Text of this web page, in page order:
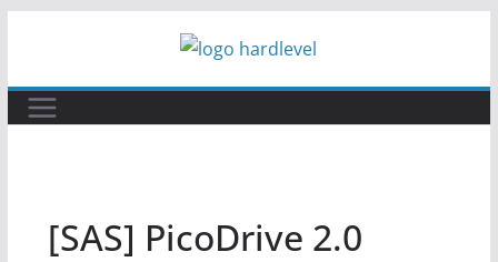
o
conteúdo
[SAS] PicoDrive 2.0